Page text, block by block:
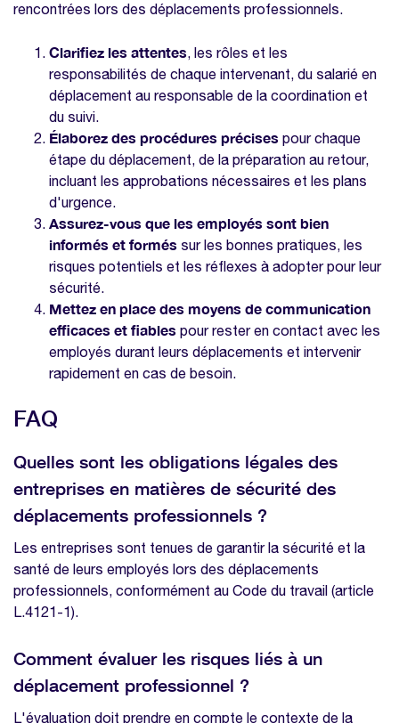
rencontrées lors des déplacements professionnels.
Clarifiez les attentes, les rôles et les
responsabilités de chaque intervenant, du salarié en
déplacement au responsable de la coordination et
du suivi.
Élaborez des procédures précises pour chaque
étape du déplacement, de la préparation au retour,
incluant les approbations nécessaires et les plans
d'urgence.
Assurez-vous que les employés sont bien
informés et formés sur les bonnes pratiques, les
risques potentiels et les réflexes à adopter pour leur
sécurité.
Mettez en place des moyens de communication
efficaces et fiables pour rester en contact avec les
employés durant leurs déplacements et intervenir
rapidement en cas de besoin.
FAQ
Quelles sont les obligations légales des
entreprises en matières de sécurité des
déplacements professionnels ?
Les entreprises sont tenues de garantir la sécurité et la
santé de leurs employés lors des déplacements
professionnels, conformément au Code du travail (article
L.4121-1).
Comment évaluer les risques liés à un
déplacement professionnel ?
L'évaluation doit prendre en compte le contexte de la